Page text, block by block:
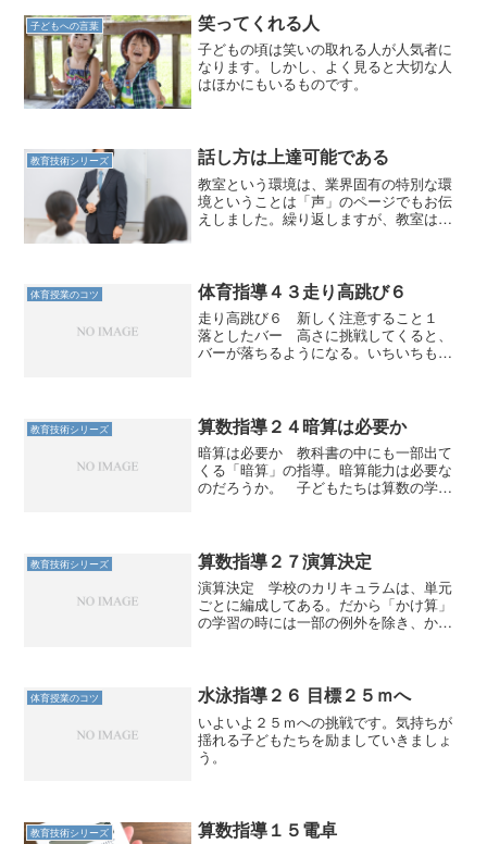
子どもへの言葉 笑ってくれる人
子どもの頃は笑いの取れる人が人気者に
なります。しかし、よく見ると大切な人
はほかにもいるものです。
教育技術シリーズ 話し方は上達可能である
教室という環境は、業界固有の特別な環
境ということは「声」のページでもお伝
えしました。繰り返しますが、教室は日
と思っています。しかし、...
体育授業のコツ 体育指導４３走り高跳び６
走り高跳び６ 新しく注意すること１
落としたバー 高さに挑戦してくると、
バーが落ちるようになる。いちいちもと
に待っておく方法を採る。 ...
教育技術シリーズ 算数指導２４暗算は必要か
暗算は必要か 教科書の中にも一部出て
くる「暗算」の指導。暗算能力は必要な
のだろうか。 子どもたちは算数の学習
かろう。 そろばんでもな...
教育技術シリーズ 算数指導２７演算決定
演算決定 学校のカリキュラムは、単元
ごとに編成してある。だから「かけ算」
の学習の時には一部の例外を除き、かけ
技能を身につけようと思え...
体育授業のコツ 水泳指導２６ 目標２５ｍへ
いよいよ２５ｍへの挑戦です。気持ちが
揺れる子どもたちを励ましていきましょ
う。
教育技術シリーズ 算数指導１５電卓